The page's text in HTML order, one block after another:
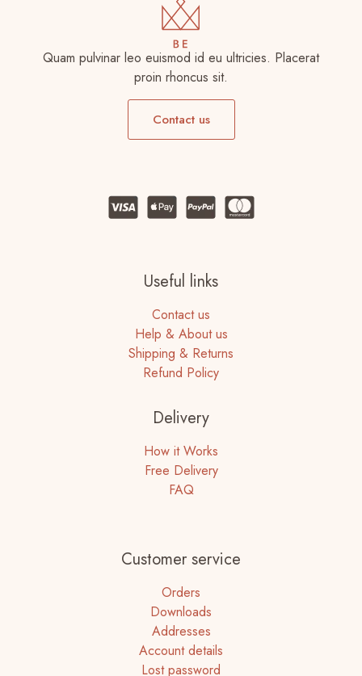
Quam pulvinar leo euismod id eu ultricies. Placerat
proin rhoncus sit.
Contact us
Useful links
Contact us
Help & About us
Shipping & Returns
Refund Policy
Delivery
How it Works
Free Delivery
FAQ
Customer service
Orders
Downloads
Addresses
Account details
Lost password